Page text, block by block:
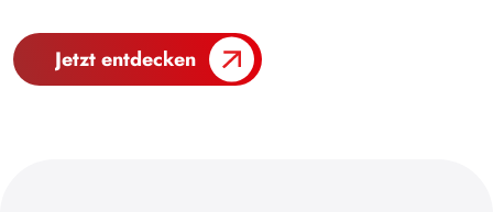
Jetzt entdecken